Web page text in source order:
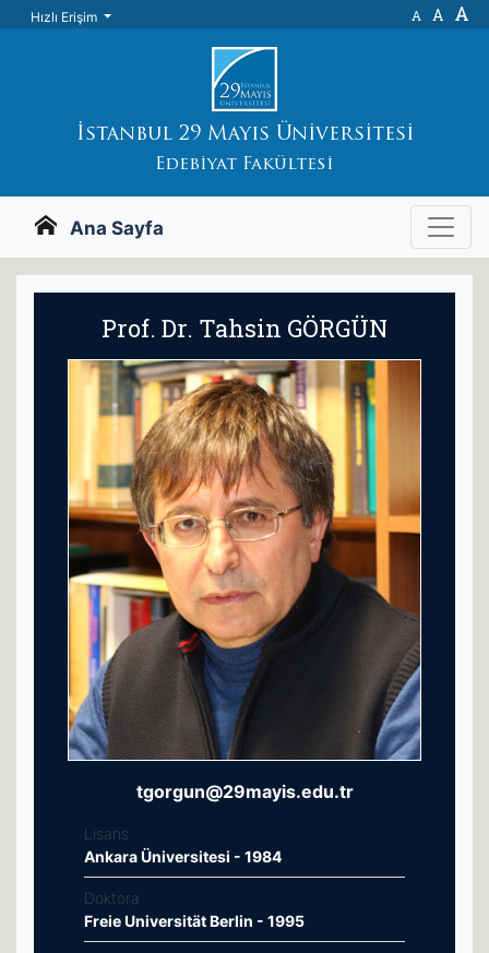
Hızlı Erişim A A A
İstanbul 29 Mayıs Üniversitesi
Edebiyat Fakültesi
Ana Sayfa
Prof. Dr. Tahsin GÖRGÜN
tgorgun@29mayis.edu.tr
Lisans
Ankara Üniversitesi - 1984
Doktora
Freie Universität Berlin - 1995